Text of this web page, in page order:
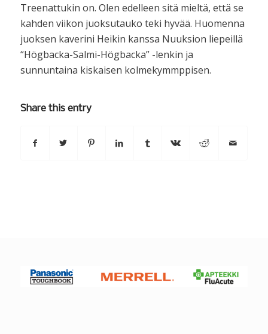
Treenattukin on. Olen edelleen sitä mieltä, että se
kahden viikon juoksutauko teki hyvää. Huomenna
juoksen kaverini Heikin kanssa Nuuksion liepeillä
“Högbacka-Salmi-Högbacka” -lenkin ja
sunnuntaina kiskaisen kolmekymmppisen.
Share this entry